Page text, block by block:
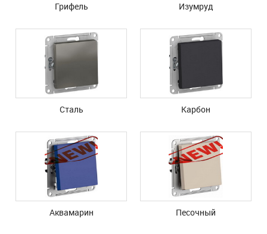
Грифель Изумруд
Сталь Карбон
Аквамарин Песочный